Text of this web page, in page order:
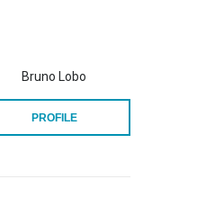
Bruno Lobo
PROFILE